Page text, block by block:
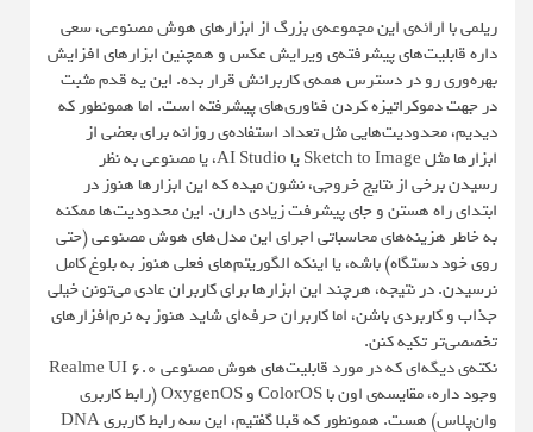
ریلمی با ارائه‌ی این مجموعه‌ی بزرگ از ابزارهای هوش مصنوعی، سعی
داره قابلیت‌های پیشرفته‌ی ویرایش عکس و همچنین ابزارهای افزایش
بهره‌وری رو در دسترس همه‌ی کاربرانش قرار بده. این یه قدم مثبت
در جهت دموکراتیزه کردن فناوری‌های پیشرفته است. اما همونطور که
دیدیم، محدودیت‌هایی مثل تعداد استفاده‌ی روزانه برای بعضی از
ابزارها مثل Sketch to Image یا AI Studio، یا مصنوعی به نظر
رسیدن برخی از نتایج خروجی، نشون میده که این ابزارها هنوز در
ابتدای راه هستن و جای پیشرفت زیادی دارن. این محدودیت‌ها ممکنه
به خاطر هزینه‌های محاسباتی اجرای این مدل‌های هوش مصنوعی (حتی
روی خود دستگاه) باشه، یا اینکه الگوریتم‌های فعلی هنوز به بلوغ کامل
نرسیدن. در نتیجه، هرچند این ابزارها برای کاربران عادی می‌تونن خیلی
جذاب و کاربردی باشن، اما کاربران حرفه‌ای شاید هنوز به نرم‌افزارهای
تخصصی‌تر تکیه کنن.
نکته‌ی دیگه‌ای که در مورد قابلیت‌های هوش مصنوعی Realme UI 6.0
وجود داره، مقایسه‌ی اون با ColorOS و OxygenOS (رابط کاربری
وان‌پلاس) هست. همونطور که قبلا گفتیم، این سه رابط کاربری DNA